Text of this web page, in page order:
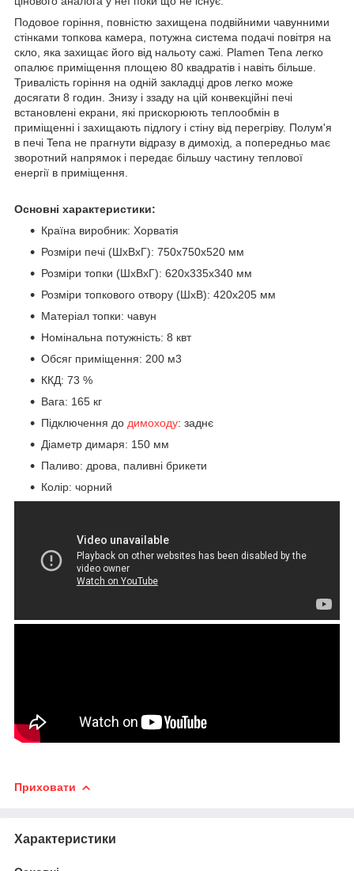
Подовое горіння, повністю захищена подвійними чавунними
стінками топкова камера, потужна система подачі повітря на
скло, яка захищає його від нальоту сажі. Plamen Tena легко
опалює приміщення площею 80 квадратів і навіть більше.
Тривалість горіння на одній закладці дров легко може
досягати 8 годин. Знизу і ззаду на цій конвекційні печі
встановлені екрани, які прискорюють теплообмін в
приміщенні і захищають підлогу і стіну від перегріву. Полум'я
в печі Tena не прагнути відразу в димохід, а попередньо має
зворотний напрямок і передає більшу частину теплової
енергії в приміщення.
Основні характеристики:
Країна виробник: Хорватія
Розміри печі (ШхВхГ): 750x750x520 мм
Розміри топки (ШхВхГ): 620x335x340 мм
Розміри топкового отвору (ШхВ): 420x205 мм
Матеріал топки: чавун
Номінальна потужність: 8 квт
Обсяг приміщення: 200 м3
ККД: 73 %
Вага: 165 кг
Підключення до димоходу: заднє
Діаметр димаря: 150 мм
Паливо: дрова, паливні брикети
Колір: чорний
Приховати
Характеристики